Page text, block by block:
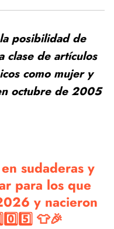
posibilidad de
clase de artículos
como mujer y
octubre de 2005
sudaderas y
para los que
y nacieron
👕🎉